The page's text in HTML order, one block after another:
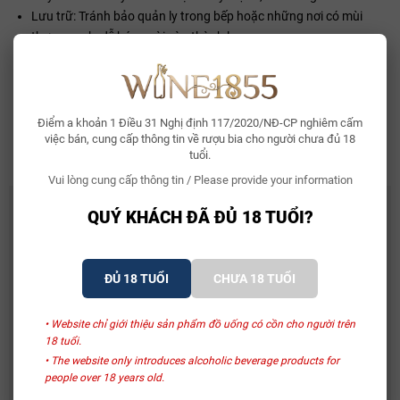
Điểm a khoản 1 Điều 31 Nghị định 117/2020/NĐ-CP nghiêm cấm
việc bán, cung cấp thông tin về rượu bia cho người chưa đủ 18
tuổi.
Vui lòng cung cấp thông tin / Please provide your information
QUÝ KHÁCH ĐÃ ĐỦ 18 TUỔI?
ĐỦ 18 TUỔI CHƯA 18 TUỔI
• Website chỉ giới thiệu sản phẩm đồ uống có cồn cho người trên
18 tuổi.
• The website only introduces alcoholic beverage products for
people over 18 years old.
Lưu trữ: Tránh bảo quản ly trong bếp hoặc những nơi có mùi
thơm mạnh, dễ bám mùi vào thành ly.
Rửa ở nhiệt độ sôi (để diệt khuẩn) bằng xà phòng không mùi.
Nên cài đặt máy rửa ở mức nhiệt độ tối thiểu là 170°F/75°C
Không được sử dụng nước xả để rửa lại miếng vải (tránh màng
dầu mỡ bám trên bề mặt)
CÓ THỂ BẠN THÍCH
Bia Bỉ Trappistes Rochefort 10